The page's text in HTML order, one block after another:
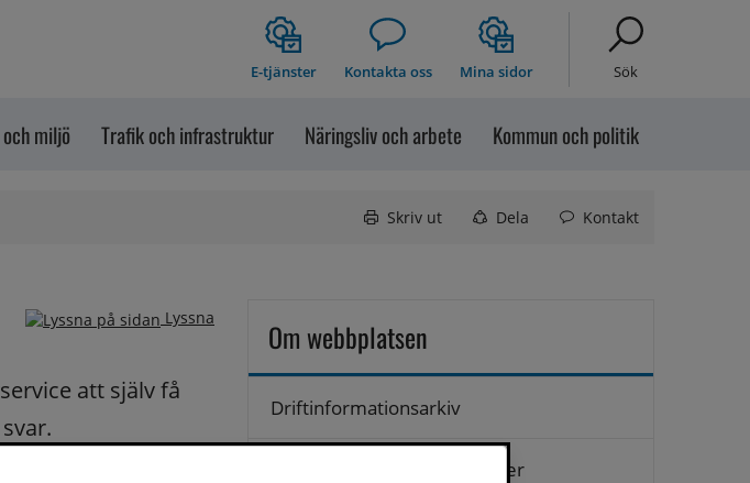
E-tjänster Kontakta oss Mina sidor Sök
miljö Trafik och infrastruktur Näringsliv och arbete Kommun och politik
Skriv ut Dela Kontakt
Lyssna
att själv få
Om webbplatsen
Driftinformationsarkiv
Hantering av personuppgifter